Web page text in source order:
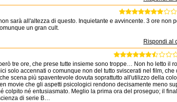
sarà all'altezza di questo. Inquietante e avvincente. 3 ore non
un gran cult.
Rispondi al
tre ore, che prese tutte insieme sono troppe… Non ho letto il
solo accennati o comunque non del tutto sviscerati nel film, che
scena più spaventevole dovuta soprattutto all'utilizzo della
movie che gli aspetti psicologici rendono decisamente meno
colpito né entusiasmato. Meglio la prima ora del proseguo; il
di serie B…